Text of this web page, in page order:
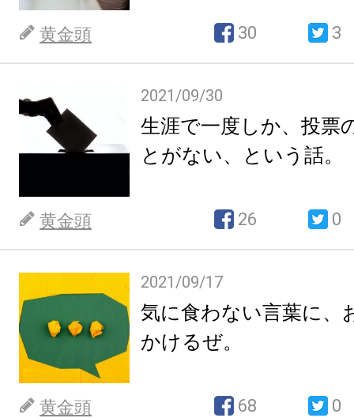
黄金頭 30 3
2021/09/30
生涯で一度しか、投票
とがない、という話。
黄金頭 26 0
2021/09/17
気に食わない言葉に、
かけるぜ。
黄金頭 68 0